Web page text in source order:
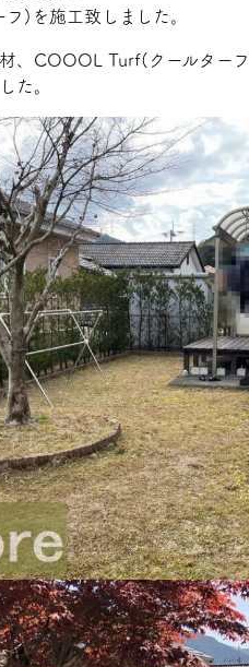
)を施工致しました。
、COOOL Turf(クールター
た。